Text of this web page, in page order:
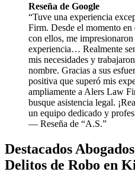
Reseña de Google
“Tuve una experiencia
Firm. Desde el momento en
con ellos, me
experiencia… Realmente
mis necesidades y
nombre. Gracias a sus
positiva que superó mis
ampliamente a Alers Law
busque asistencia legal.
un equipo dedicado y
— Reseña de “A.S.”
Destacados
Delitos de Robo en